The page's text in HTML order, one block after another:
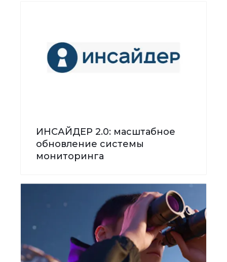
ИНСАЙДЕР 2.0: масштабное
обновление системы
мониторинга